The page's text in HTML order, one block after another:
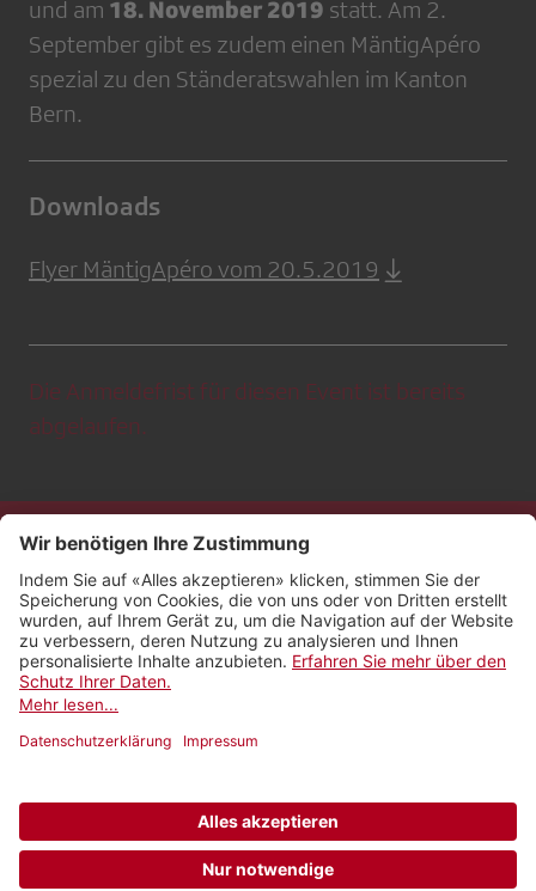
und am 18. November 2019 statt. Am 2.
September gibt es zudem einen MäntigApéro
spezial zu den Ständeratswahlen im Kanton
Bern.
Downloads
Flyer MäntigApéro vom 20.5.2019
Die Anmeldefrist für diesen Event ist bereits
abgelaufen.
Kontakt
Impressum
Rechtliches
Netiquette